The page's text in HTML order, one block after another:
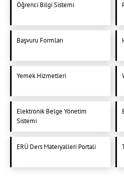
Öğrenci Bilgi Sistemi
Başvuru Formları
Yemek Hizmetleri
Elektronik Belge Yönetim
Sistemi
ERÜ Ders Materyalleri Portali